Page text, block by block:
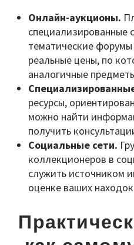
Онлайн-аукционы.
специализированные
тематические
реальные цены, по
аналогичные
ресурсы,
можно найти
получить
Социальные сети.
коллекционеров в
служить источником
оценке ваших